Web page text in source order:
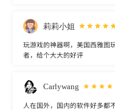
莉莉小姐
玩游戏的神器啊，美国西雅图
者，给个大大的好评
Carlywang
人在国外，国内的软件好多都